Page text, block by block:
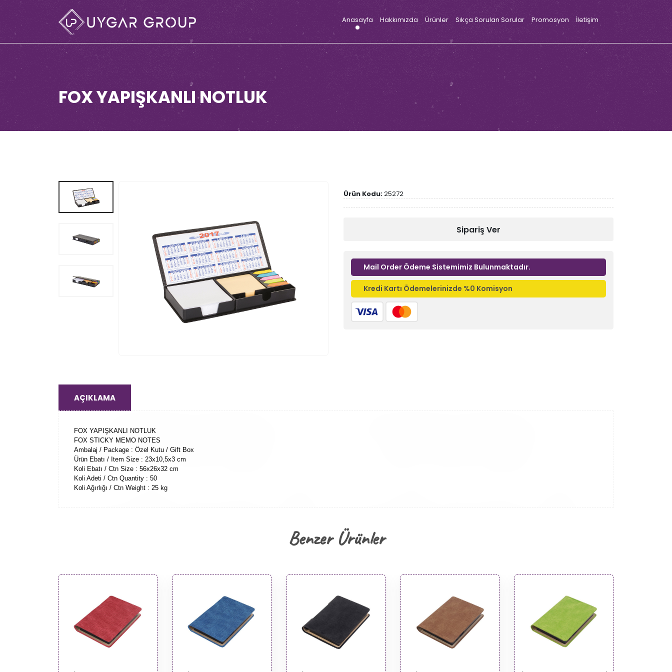
Anasayfa Hakkımızda Ürünler Sıkça Sorulan Sorular Promosyon İletişim
FOX YAPIŞKANLI NOTLUK
Ürün Kodu:25272
Sipariş Ver
Mail Order Ödeme Sistemimiz Bulunmaktadır.
Kredi Kartı Ödemelerinizde %0 Komisyon
AÇIKLAMA
FOX YAPIŞKANLI NOTLUK
FOX STICKY MEMO NOTES
Ambalaj / Package : Özel Kutu / Gift Box
Ürün Ebatı / Item Size : 23x10,5x3 cm
Koli Ebatı / Ctn Size : 56x26x32 cm
Koli Adeti / Ctn Quantity : 50
Koli Ağırlığı / Ctn Weight : 25 kg
Benzer Ürünler